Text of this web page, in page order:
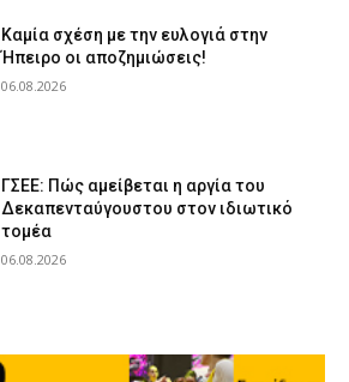
Καμία σχέση με την ευλογιά στην
Ήπειρο οι αποζημιώσεις!
06.08.2026
ΓΣΕΕ: Πώς αμείβεται η αργία του
Δεκαπενταύγουστου στον ιδιωτικό
τομέα
06.08.2026